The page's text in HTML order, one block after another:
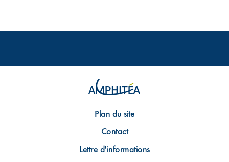
Plan du site
Contact
Lettre d'informations